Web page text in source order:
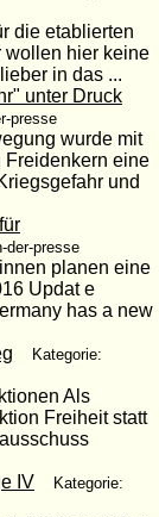
die etablierten
wollen hier keine
in das ...
unter Druck
presse
wurde mit
Freidenkern eine
und
der-presse
planen eine
Updat e
has a new
Kategorie:
Als
Freiheit statt
IV
Kategorie: